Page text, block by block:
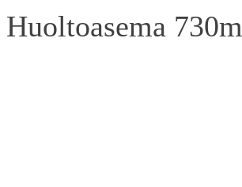
Huoltoasema 730m